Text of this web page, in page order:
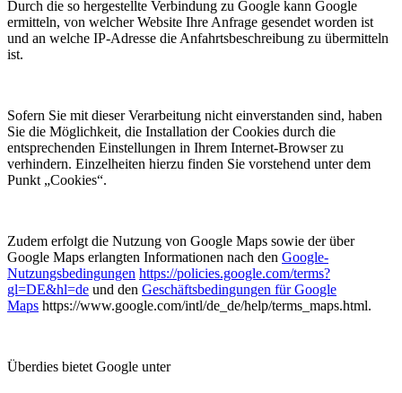
Durch die so hergestellte Verbindung zu Google kann Google
ermitteln, von welcher Website Ihre Anfrage gesendet worden ist
und an welche IP-Adresse die Anfahrtsbeschreibung zu übermitteln
ist.
Sofern Sie mit dieser Verarbeitung nicht einverstanden sind, haben
Sie die Möglichkeit, die Installation der Cookies durch die
entsprechenden Einstellungen in Ihrem Internet-Browser zu
verhindern. Einzelheiten hierzu finden Sie vorstehend unter dem
Punkt „Cookies“.
Zudem erfolgt die Nutzung von Google Maps sowie der über
Google Maps erlangten Informationen nach den Google-
Nutzungsbedingungen https://policies.google.com/terms?
gl=DE&hl=de und den Geschäftsbedingungen für Google
Maps https://www.google.com/intl/de_de/help/terms_maps.html.
Überdies bietet Google unter